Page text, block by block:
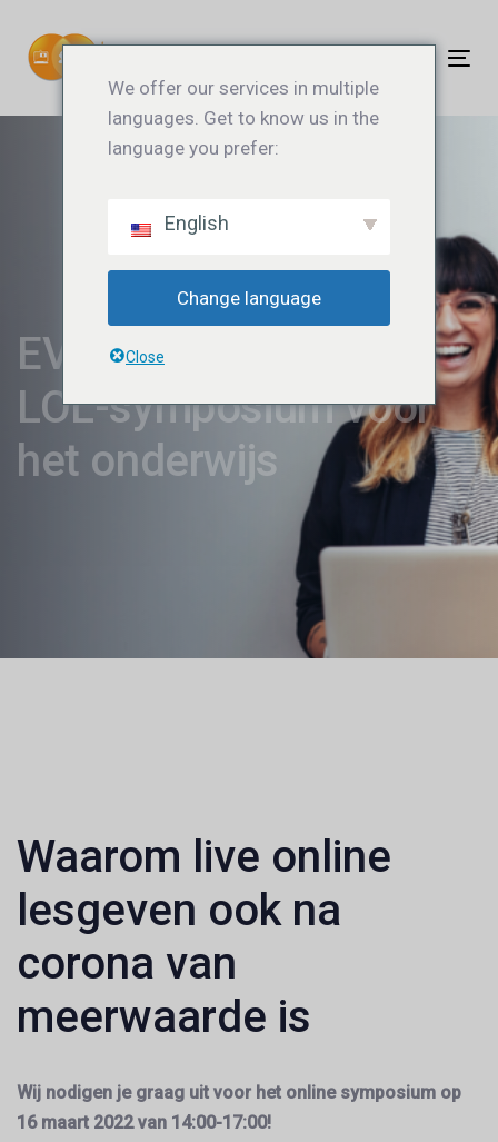
overslaan
naar
EVENT |
LOL-symposium voor
het onderwijs
Waarom live online
lesgeven ook na
corona van
meerwaarde is
Wij nodigen je graag uit voor het online symposium op
16 maart 2022 van 14:00-17:00!
We offer our services in multiple
languages. Get to know us in the
language you prefer:
English
Change language
Close